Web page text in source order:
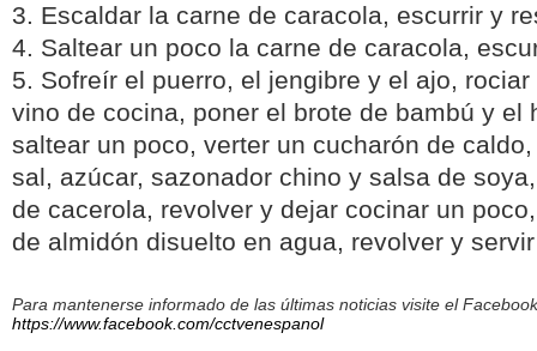
3. Escaldar la carne de caracola, escurrir y
4. Saltear un poco la carne de caracola,
5. Sofreír el puerro, el jengibre y el ajo,
vino de cocina, poner el brote de bambú y el
saltear un poco, verter un cucharón de
sal, azúcar, sazonador chino y salsa de
de cacerola, revolver y dejar cocinar un
de almidón disuelto en agua, revolver y
Para mantenerse informado de las últimas noticias visite el
https://www.facebook.com/cctvenespanol